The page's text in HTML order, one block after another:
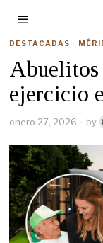
DESTACADAS ·
Abuelitos
ejercicio
enero 27, 2026 by